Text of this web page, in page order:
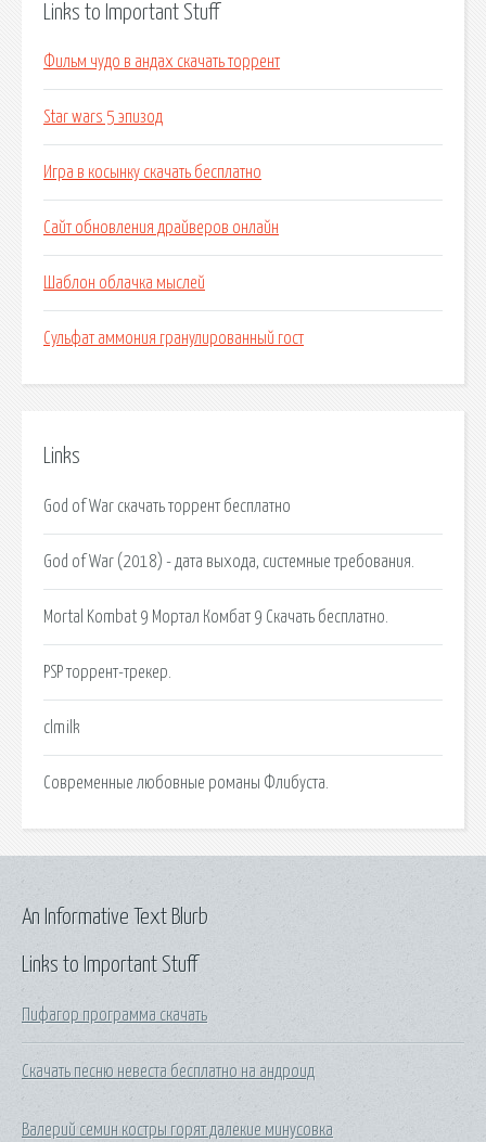
Links to Important Stuff
Фильм чудо в андах скачать торрент
Star wars 5 эпизод
Игра в косынку скачать бесплатно
Сайт обновления драйверов онлайн
Шаблон облачка мыслей
Сульфат аммония гранулированный гост
Links
God of War скачать торрент бесплатно
God of War (2018) - дата выхода, системные требования.
Mortal Kombat 9 Мортал Комбат 9 Скачать бесплатно.
PSP торрент-трекер.
clmilk
Современные любовные романы Флибуста.
Links to Important Stuff
Пифагор программа скачать
Скачать песню невеста бесплатно на андроид
Валерий семин костры горят далекие минусовка
An Informative Text Blurb